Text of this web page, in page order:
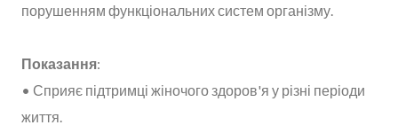
порушенням функціональних систем організму.
Показання:
• Сприяє підтримці жіночого здоров'я у різні періоди
життя.